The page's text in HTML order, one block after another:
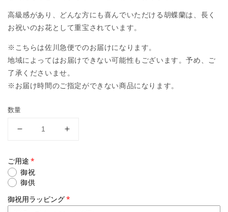
高級感があり、どんな方にも喜んでいただける胡蝶蘭は、長く
お祝いのお花として重宝されています。
※こちらは佐川急便でのお届けになります。
地域によってはお届けできない可能性もございます。予め、ご
了承くださいませ。
※お届け時間のご指定ができない商品になります。
数量
胡
蝶
蘭】
WEB
限
【大
WEB
限
ご用途
御祝
御供
御祝用ラッピング